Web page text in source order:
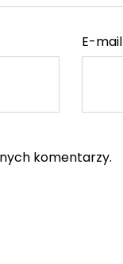
E-mail
komentarzy.